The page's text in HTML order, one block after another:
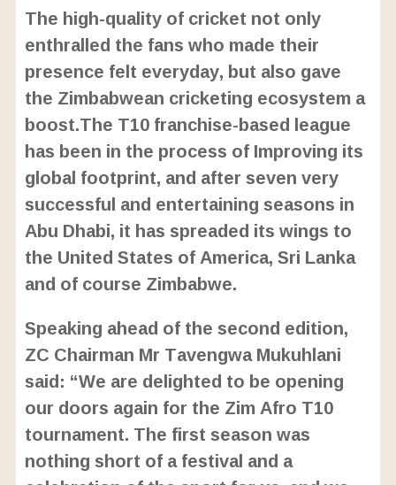
The high-quality of cricket not only
enthralled the fans who made their
presence felt everyday, but also gave
the Zimbabwean cricketing ecosystem a
boost.The T10 franchise-based league
has been in the process of Improving its
global footprint, and after seven very
successful and entertaining seasons in
Abu Dhabi, it has spreaded its wings to
the United States of America, Sri Lanka
and of course Zimbabwe.
Speaking ahead of the second edition,
ZC Chairman Mr Tavengwa Mukuhlani
said: “We are delighted to be opening
our doors again for the Zim Afro T10
tournament. The first season was
nothing short of a festival and a